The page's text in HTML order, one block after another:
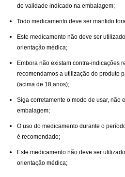
de validade indicado na embalagem;
Todo medicamento deve ser mantido
Este medicamento não deve ser
orientação médica;
Embora não existam contra-indicações
recomendamos a utilização do produto
(acima de 18 anos);
Siga corretamente o modo de usar, não
embalagem;
O uso do medicamento durante o
é recomendado;
Este medicamento não deve ser
orientação médica;